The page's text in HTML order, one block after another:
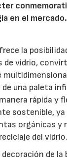
en el mercado.
la
de vidrio,
una paleta
rápida y
sostenible, ya
orgánicas y
del vidrio.
de la